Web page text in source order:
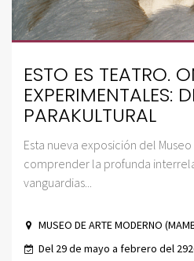
ESTO ES TEATRO.
EXPERIMENTALES:
PARAKULTURAL
Esta nueva exposición del
comprender la profunda
vanguardias...
MUSEO DE ARTE MODERNO
Del 29 de mayo a febrero del